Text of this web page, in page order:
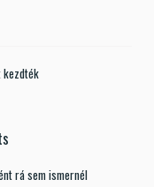
kezdték
rá sem ismernél